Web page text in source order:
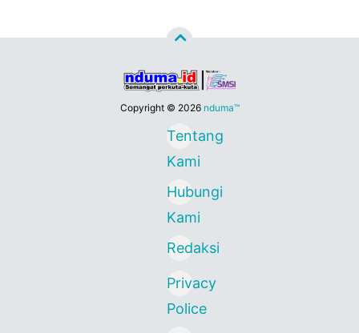
Copyright © 2026 nduma™
Tentang
Kami
Hubungi
Kami
Redaksi
Privacy
Police